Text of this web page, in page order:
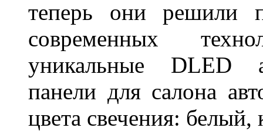
теперь они решили
современных
уникальные DLED
панели для салона
цвета свечения: